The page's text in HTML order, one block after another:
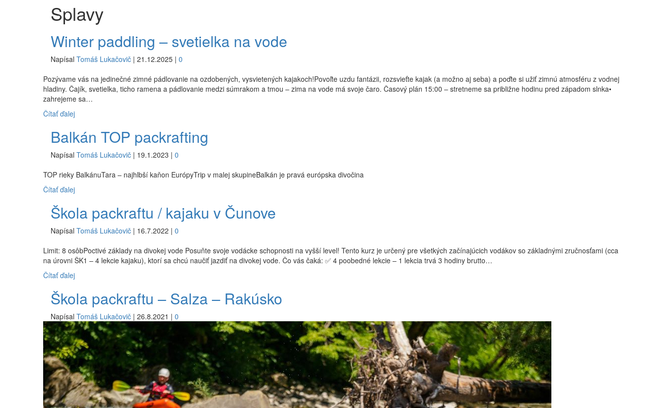
Splavy
Winter paddling – svetielka na vode
Napísal Tomáš Lukačovič | 21.12.2025 | 0
Pozývame vás na jedinečné zimné pádlovanie na ozdobených, vysvietených kajakoch!Povoľte uzdu fantázii, rozsvieťte kajak (a možno aj seba) a poďte si užiť zimnú atmosféru z vodnej
hladiny. Čajík, svetielka, ticho ramena a pádlovanie medzi súmrakom a tmou – zima na vode má svoje čaro. Časový plán 15:00 – stretneme sa približne hodinu pred západom slnka•
zahrejeme sa…
Čítať ďalej
Balkán TOP packrafting
Napísal Tomáš Lukačovič | 19.1.2023 | 0
TOP rieky BalkánuTara – najhlbší kaňon EurópyTrip v malej skupineBalkán je pravá európska divočina
Čítať ďalej
Škola packraftu / kajaku v Čunove
Napísal Tomáš Lukačovič | 16.7.2022 | 0
Limit: 8 osôbPoctivé základy na divokej vode Posuňte svoje vodácke schopnosti na vyšší level! Tento kurz je určený pre všetkých začínajúcich vodákov so základnými zručnosťami (cca
na úrovni ŠK1 – 4 lekcie kajaku), ktorí sa chcú naučiť jazdiť na divokej vode. Čo vás čaká: ✅ 4 poobedné lekcie – 1 lekcia trvá 3 hodiny brutto…
Čítať ďalej
Škola packraftu – Salza – Rakúsko
Napísal Tomáš Lukačovič | 26.8.2021 | 0